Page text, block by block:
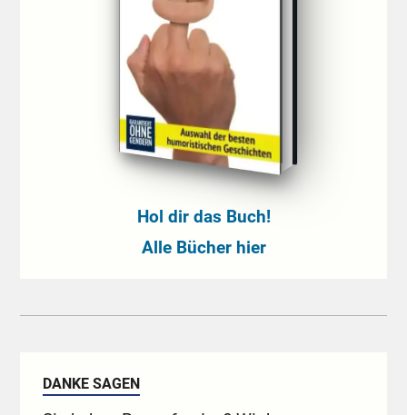
Hol dir das Buch!
Alle Bücher hier
DANKE SAGEN